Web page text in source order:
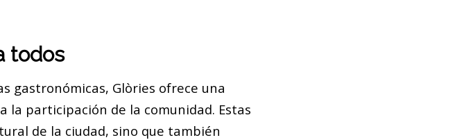
todos
gastronómicas, Glòries ofrece una
la participación de la comunidad. Estas
de la ciudad, sino que también